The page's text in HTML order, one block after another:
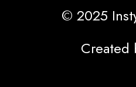
© 2025
Created